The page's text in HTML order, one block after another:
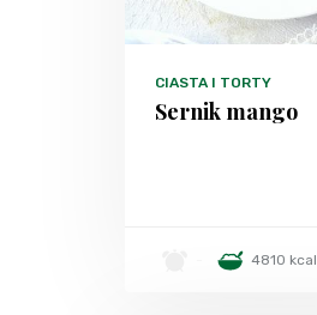
CIASTA I TORTY
Sernik mango
4810 kcal